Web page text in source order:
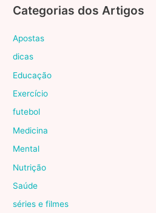
Categorias dos Artigos
Apostas
dicas
Educação
Exercício
futebol
Medicina
Mental
Nutrição
Saúde
séries e filmes